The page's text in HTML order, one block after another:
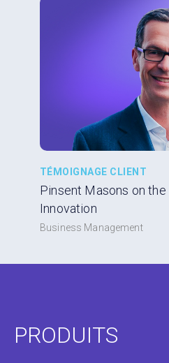
TÉMOIGNAGE CLIENT
Pinsent Masons on the
Innovation
Business Management
PRODUITS